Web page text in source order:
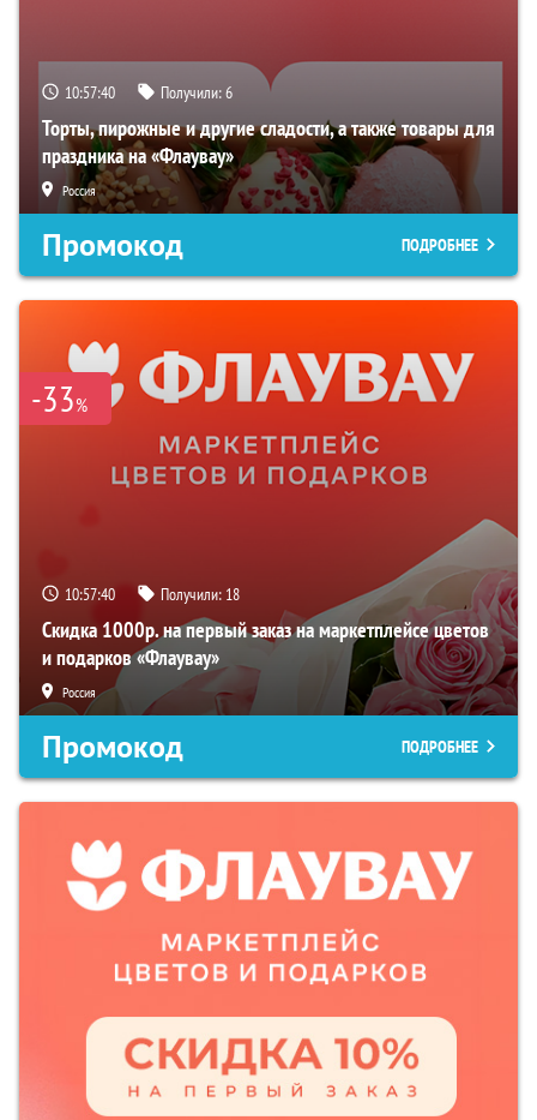
10:57:39 Получили:6
Торты, пирожные и другие сладости, а также товары для
праздника на «Флаувау»
Россия
Промокод ПОДРОБНЕЕ
-33%
10:57:39 Получили: 18
Скидка 1000р. на первый заказ на маркетплейсе цветов
и подарков «Флаувау»
Россия
Промокод ПОДРОБНЕЕ